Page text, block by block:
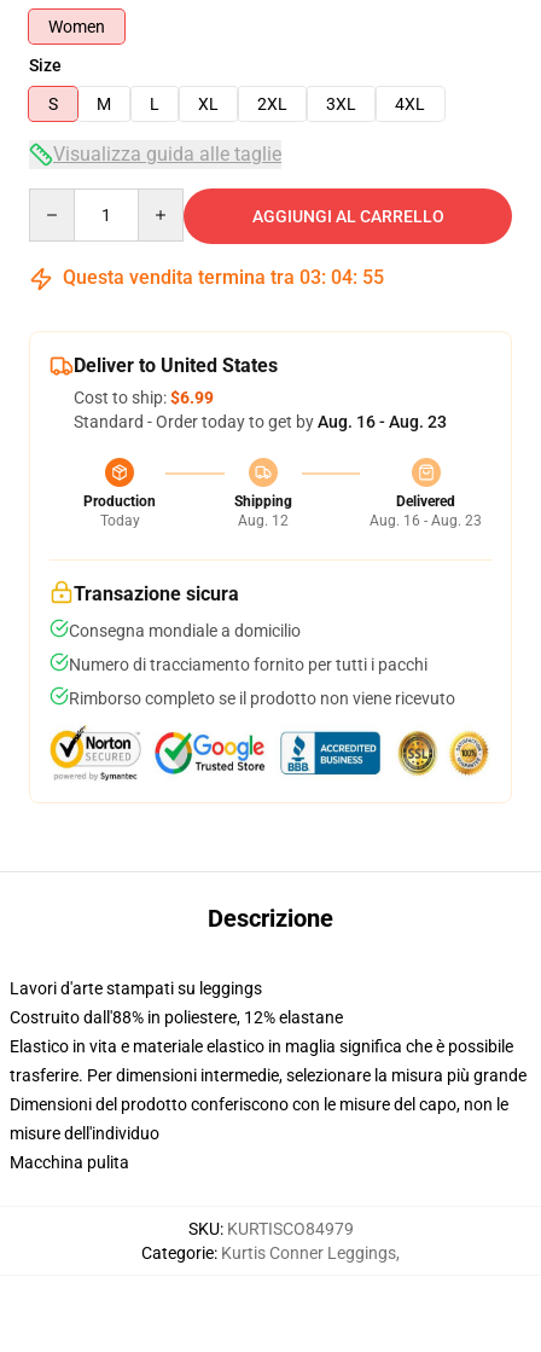
Women
Size
S
M L XL 2XL 3XL 4XL
Visualizza guida alle taglie
AGGIUNGI AL CARRELLO
Questa vendita termina tra 03: 04: 54
Deliver to United States
Cost to ship:$6.99
Standard - Order today to get byAug. 16 - Aug. 23
Production
Today
Shipping
Aug. 12
Delivered
Aug. 16 - Aug. 23
Transazione sicura
Consegna mondiale a domicilio
Numero di tracciamento fornito per tutti i pacchi
Rimborso completo se il prodotto non viene ricevuto
Descrizione
Lavori d'arte stampati su leggings
Costruito dall'88% in poliestere, 12% elastane
Elastico in vita e materiale elastico in maglia significa che è possibile
trasferire. Per dimensioni intermedie, selezionare la misura più grande
Dimensioni del prodotto conferiscono con le misure del capo, non le
misure dell'individuo
Macchina pulita
SKU: KURTISCO84979
Categorie: Kurtis Conner Leggings,